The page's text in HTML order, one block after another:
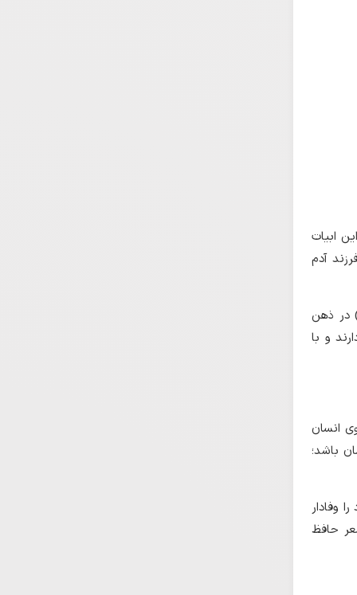
ابیات
آدم
در ذهن
و با
انسان
باشد؛
وفادار
حافظ